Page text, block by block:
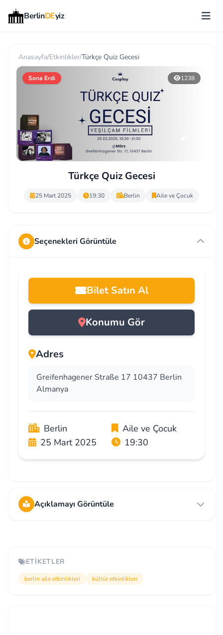
BerlinDEyiz
Anasayfa/Etkinlikler/Türkçe Quiz Gecesi
Sona Erdi 1238
Türkçe Quiz Gecesi
25 Mart 2025 19:30 Berlin Aile ve Çocuk
Seçenekleri Görüntüle
Bilet Satın Al
Konumu Gör
Adres
Greifenhagener Straße 17 10437 Berlin
Almanya
Berlin
Aile ve Çocuk
25 Mart 2025
19:30
Açıklamayı Görüntüle
ETIKETLER
berlin aile etkinlikleri kültür etkinlikleri